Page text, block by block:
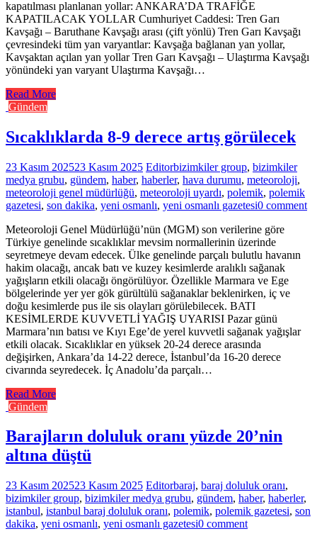
kapatılması planlanan yollar: ANKARA’DA TRAFİĞE
KAPATILACAK YOLLAR Cumhuriyet Caddesi: Tren Garı
Kavşağı – Baruthane Kavşağı arası (çift yönlü) Tren Garı Kavşağı
çevresindeki tüm yan varyantlar: Kavşağa bağlanan yan yollar,
Kavşaktan açılan yan yollar Tren Garı Kavşağı – Ulaştırma Kavşağı
yönündeki yan varyant Ulaştırma Kavşağı…
Read More
Gündem
Sıcaklıklarda 8-9 derece artış görülecek
23 Kasım 202523 Kasım 2025 Editorbizimkiler group, bizimkiler
medya grubu, gündem, haber, haberler, hava durumu, meteoroloji,
meteoroloji genel müdürlüğü, meteoroloji uyardı, polemik, polemik
gazetesi, son dakika, yeni osmanlı, yeni osmanlı gazetesi0 comment
Meteoroloji Genel Müdürlüğü’nün (MGM) son verilerine göre
Türkiye genelinde sıcaklıklar mevsim normallerinin üzerinde
seyretmeye devam edecek. Ülke genelinde parçalı bulutlu havanın
hakim olacağı, ancak batı ve kuzey kesimlerde aralıklı sağanak
yağışların etkili olacağı öngörülüyor. Özellikle Marmara ve Ege
bölgelerinde yer yer gök gürültülü sağanaklar beklenirken, iç ve
doğu kesimlerde pus ile sis olayları görülebilecek. BATI
KESİMLERDE KUVVETLİ YAĞIŞ UYARISI Pazar günü
Marmara’nın batısı ve Kıyı Ege’de yerel kuvvetli sağanak yağışlar
etkili olacak. Sıcaklıklar en yüksek 20-24 derece arasında
değişirken, Ankara’da 14-22 derece, İstanbul’da 16-20 derece
civarında seyredecek. İç Anadolu’da parçalı…
Read More
Gündem
Barajların doluluk oranı yüzde 20’nin
altına düştü
23 Kasım 202523 Kasım 2025 Editorbaraj, baraj doluluk oranı,
bizimkiler group, bizimkiler medya grubu, gündem, haber, haberler,
istanbul, istanbul baraj doluluk oranı, polemik, polemik gazetesi, son
dakika, yeni osmanlı, yeni osmanlı gazetesi0 comment